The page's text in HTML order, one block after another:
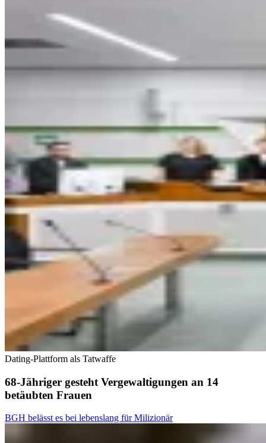
Dating-Plattform als Tatwaffe
68-Jähriger gesteht Vergewaltigungen an 14
betäubten Frauen
BGH belässt es bei lebenslang für Milizionär